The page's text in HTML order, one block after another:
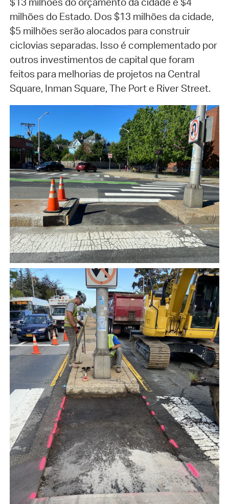
milhões do Estado. Dos $13 milhões da cidade,
$5 milhões serão alocados para construir
ciclovias separadas. Isso é complementado por
outros investimentos de capital que foram
feitos para melhorias de projetos na Central
Square, Inman Square, The Port e River Street.